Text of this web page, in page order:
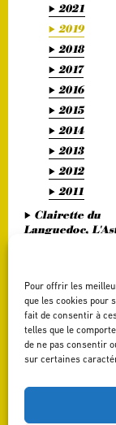
Pour offrir les
que les cookies pour
fait de consentir à
telles que le
de ne pas consentir
sur certaines
2021
2019
2018
2017
2016
2015
2014
2013
2012
2011
Clairette du
Languedoc,
Haute Vallée
Pézenas,
Saint
Saint Festin
Terrasses du
L'Art du Vers
Terrasses du